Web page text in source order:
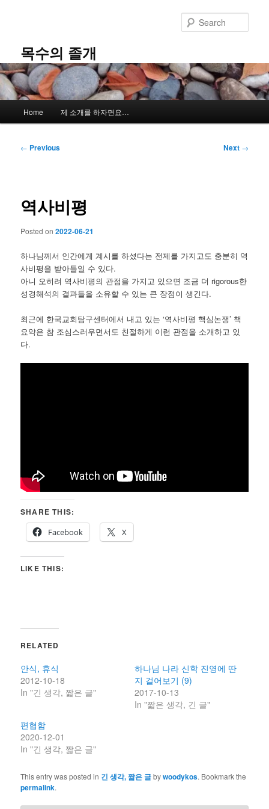
content목수의 졸개
Home 제 소개를 하자면요…
Post
← Previous Next →
역사비평
Posted on2022-06-21
하나님께서 인간에게 계시를 하셨다는 전제를 가지고도 충분히 역
사비평을 받아들일 수 있다.
아니 오히려 역사비평의 관점을 가지고 있으면 조금 더 rigorous한
성경해석의 결과들을 소유할 수 있는 큰 장점이 생긴다.
최근에 한국교회탐구센터에서 내고 있는 ‘역사비평 핵심논쟁’ 책
요약은 참 조심스러우면서도 친절하게 이런 관점을 소개하고 있
다.
SHARE THIS:
Facebook
X
LIKE THIS:
RELATED
안식, 휴식
2012-10-18
In "긴 생각, 짧은 글"
하나님 나라 신학 진영에 딴
지 걸어보기 (9)
2017-10-13
In "짧은 생각, 긴 글"
편협함
2020-12-01
In "긴 생각, 짧은 글"
This entry was posted in 긴 생각, 짧은 글bywoodykos. Bookmark the
permalink.